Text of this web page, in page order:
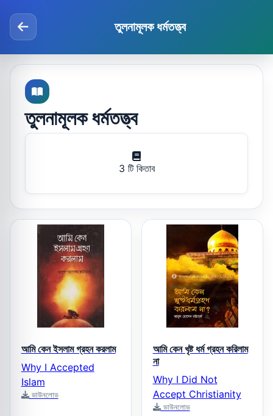
তুলনামূলক ধর্মতত্ত্ব
তুলনামূলক ধর্মতত্ত্ব
3 টি কিতাব
আমি কেন ইসলাম গ্রহন করলাম
Why I Accepted
Islam
ডাউনলোড
আমি কেন খৃষ্ট ধর্ম গ্রহন করিলাম
না
Why I Did Not
Accept Christianity
ডাউনলোড